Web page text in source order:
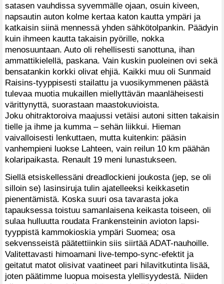
satasen vauhdissa syvemmälle ojaan, osuin kiveen,
napsautin auton kolme kertaa katon kautta ympäri ja
katkaisin siinä mennessä yhden sähkötolpankin. Päädyin
kuin ihmeen kautta takaisin pyörille, nokka
menosuuntaan. Auto oli rehellisesti sanottuna, ihan
ammattikielellä, paskana. Vain kuskin puoleinen ovi sekä
bensatankin korkki olivat ehjiä. Kaikki muu oli Sunmaid
Raisins-tyyppisesti stailattu ja vuosikymmenen päästä
tulevaa muotia mukaillen miellyttävän maanläheisesti
värittynyttä, suorastaan maastokuvioista.
Joku ohitraktoroiva maajussi vetäisi autoni sitten takaisin
tielle ja ihme ja kumma – sehän liikkui. Hieman
vaivalloisesti lenkuttaen, mutta kuitenkin: pääsin
vanhempieni luokse Lahteen, vain reilun 10 km päähän
kolaripaikasta. Renault 19 meni lunastukseen.
Siellä etsiskellessäni dreadlockieni joukosta (jep, se oli
silloin se) lasinsiruja tulin ajatelleeksi keikkasetin
pienentämistä. Koska suuri osa tavarasta joka
tapauksessa toistuu samanlaisena keikasta toiseen, oli
sulaa hulluutta roudata Frankensteinin avioton lapsi-
tyyppistä kammokioskia ympäri Suomea; osa
sekvensseistä päätettiinkin siis siirtää ADAT-nauhoille.
Valitettavasti himoamani live-tempo-sync-efektit ja
geitatut matot olisivat vaatineet pari hilavitkutinta lisää,
joten päätimme luopua moisesta ylellisyydestä. Niiden